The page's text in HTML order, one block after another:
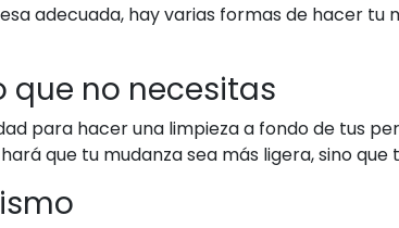
adecuada, hay varias formas de hacer
que no necesitas
para hacer una limpieza a fondo de tus
que tu mudanza sea más ligera, sino